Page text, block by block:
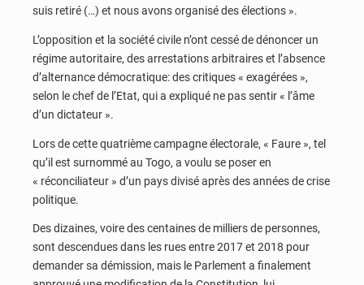
suis retiré (…) et nous avons organisé des élections ».
L’opposition et la société civile n’ont cessé de dénoncer un
régime autoritaire, des arrestations arbitraires et l’absence
d’alternance démocratique: des critiques « exagérées »,
selon le chef de l’Etat, qui a expliqué ne pas sentir « l’âme
d’un dictateur ».
Lors de cette quatrième campagne électorale, « Faure », tel
qu’il est surnommé au Togo, a voulu se poser en
« réconciliateur » d’un pays divisé après des années de crise
politique.
Des dizaines, voire des centaines de milliers de personnes,
sont descendues dans les rues entre 2017 et 2018 pour
demander sa démission, mais le Parlement a finalement